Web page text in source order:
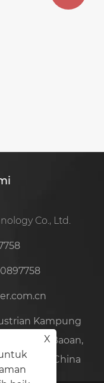
Co., Ltd.
Kampung
Daerah Baoan,
China
X